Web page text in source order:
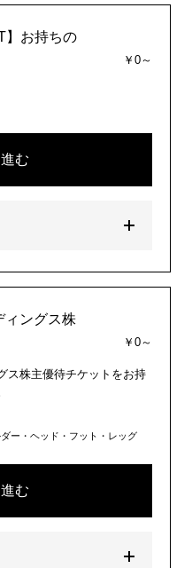
】お持ちの
￥0～
む
ィングス株
￥0～
ス株主優待チケットをお持
ー・ヘッド・フット・レッグ
む